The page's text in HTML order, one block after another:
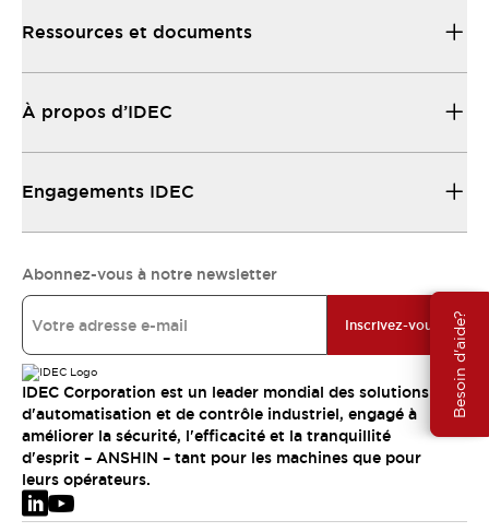
Besoin d'aide?
Ressources et documents
À propos d’IDEC
Engagements IDEC
Abonnez-vous à notre newsletter
Inscrivez-vous
IDEC Corporation est un leader mondial des solutions
d'automatisation et de contrôle industriel, engagé à
améliorer la sécurité, l'efficacité et la tranquillité
d'esprit – ANSHIN – tant pour les machines que pour
leurs opérateurs.